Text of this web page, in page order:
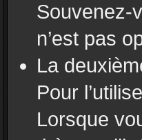
Souvenez-
n’est pas
La
Pour
Lorsque